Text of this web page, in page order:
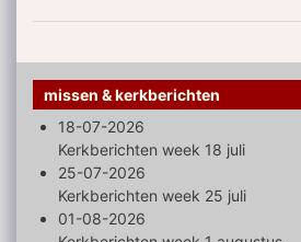
missen & kerkberichten
18-07-2026
Kerkberichten week 18 juli
25-07-2026
Kerkberichten week 25 juli
01-08-2026